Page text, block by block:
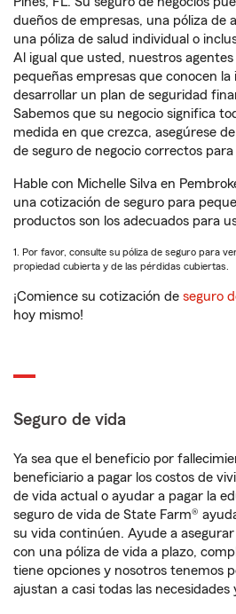
dueños de empresas, una póliza de
una póliza de salud individual o
Al igual que usted, nuestros
pequeñas empresas que conocen
desarrollar un plan de seguridad
Sabemos que su negocio significa
medida en que crezca, asegúrese
de seguro de negocio correctos para
Hable con Michelle Silva en
una cotización de seguro para
productos son los adecuados para
1. Por favor, consulte su póliza de seguro para
propiedad cubierta y de las pérdidas cubiertas.
¡Comience su cotización de seguro
hoy mismo!
Seguro de vida
Ya sea que el beneficio por
beneficiario a pagar los costos de
de vida actual o ayudar a pagar la
seguro de vida de State Farm®
su vida continúen. Ayude a
con una póliza de vida a plazo,
tiene opciones y nosotros tenemos
ajustan a casi todas las necesidades